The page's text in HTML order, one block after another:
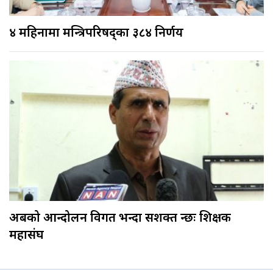
४ महिनामा मन्त्रिपरिषद्का ३८४ निर्णय
अबको आन्दोलन विगत भन्दा सशक्त हुन्छः शिक्षक
महासंघ